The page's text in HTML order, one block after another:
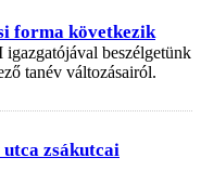
forma következik
beszélgetünk
tanév változásairól.
zsákutcai